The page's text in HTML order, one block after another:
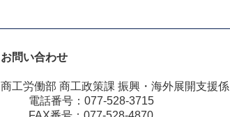
お問い合わせ
商工労働部 商工政策課 振興・海外展開支援係
電話番号：077-528-3715